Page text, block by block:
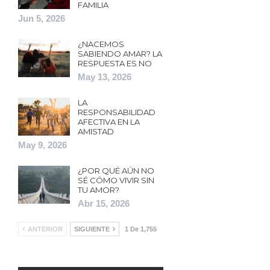
FAMILIA
Jun 5, 2026
¿NACEMOS
SABIENDO AMAR? LA
RESPUESTA ES NO
May 13, 2026
LA
RESPONSABILIDAD
AFECTIVA EN LA
AMISTAD
May 9, 2026
¿POR QUÉ AÚN NO
SÉ CÓMO VIVIR SIN
TU AMOR?
Abr 15, 2026
ANTERIOR SIGUIENTE 1 De 1,755